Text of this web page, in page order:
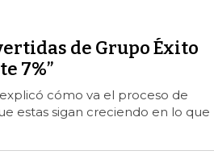
de Grupo Éxito
7%”
cómo va el proceso de
estas sigan creciendo en lo que